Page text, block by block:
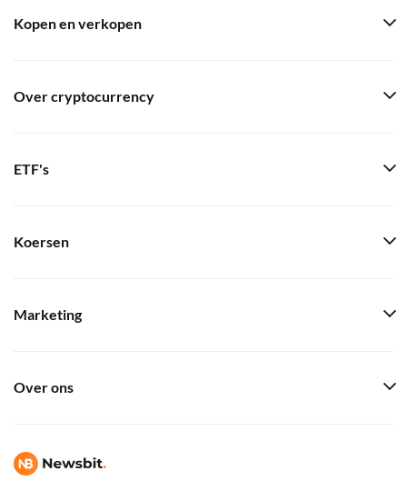
Kopen en verkopen
Over cryptocurrency
ETF's
Koersen
Marketing
Over ons